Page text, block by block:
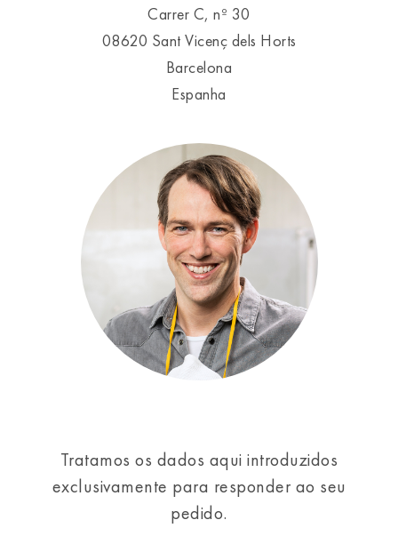
Carrer C, nº 30
08620 Sant Vicenç dels Horts
Barcelona
Espanha
Tratamos os dados aqui introduzidos
exclusivamente para responder ao seu
pedido.